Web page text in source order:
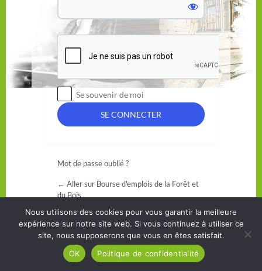
Se souvenir de moi
Mot de passe oublié ?
← Aller sur Bourse d'emplois de la Forêt et
du Bois
Nous utilisons des cookies pour vous garantir la meilleure
expérience sur notre site web. Si vous continuez à utiliser ce
site, nous supposerons que vous en êtes satisfait.
OK
Politique de confidentialité